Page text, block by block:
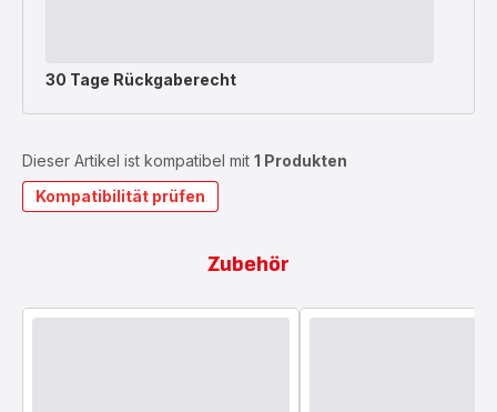
30 Tage Rückgaberecht
Dieser Artikel ist kompatibel mit 1 Produkten
Kompatibilität prüfen
Zubehör